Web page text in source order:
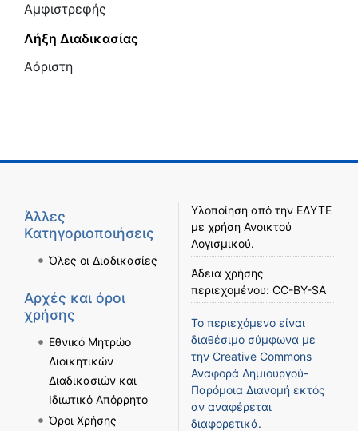
Αμφιστρεφής
Λήξη Διαδικασίας
Αόριστη
Άλλες
Κατηγοριοποιήσεις
Όλες οι Διαδικασίες
Αρχές και όροι
χρήσης
Εθνικό Μητρώο
Διοικητικών
Διαδικασιών και
Ιδιωτικό Απόρρητο
Όροι Χρήσης
Υλοποίηση από την ΕΔΥΤΕ
με χρήση Ανοικτού
Λογισμικού.
Άδεια χρήσης
περιεχομένου: CC-BY-SA
Το περιεχόμενο είναι
διαθέσιμο σύμφωνα με
την Creative Commons
Αναφορά Δημιουργού-
Παρόμοια Διανομή εκτός
αν αναφέρεται
διαφορετικά.